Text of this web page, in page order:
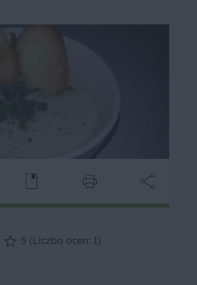
5 (Liczba ocen: 1)